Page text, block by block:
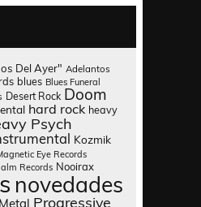
Del Ayer" Adelantos
blues Blues Funeral
Desert Rock Doom
hard rock heavy
Psych
Kozmik
Eye Records
Records Nooirax
novedades
Progressive